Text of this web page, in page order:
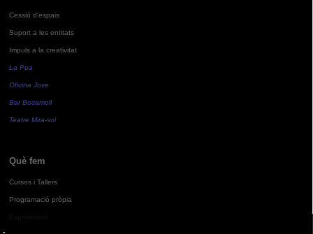
Cessió d'espais
Suport a les entitats
Impuls a la creativitat
La Pua
Oficina Jove
Bar Bocamoll
Teatre Mira-sol
Què fem
Cursos i Tallers
Programació pròpia